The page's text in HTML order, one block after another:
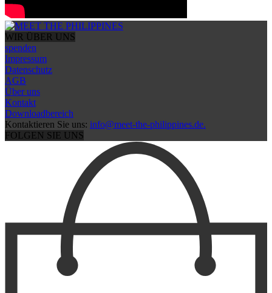
WIR ÜBER UNS
spenden
Impressum
Datenschutz
AGB
Über uns
Kontakt
Downloadbereich
Kontaktieren Sie uns: info@meet-the-philippines.de.
FOLGEN SIE UNS